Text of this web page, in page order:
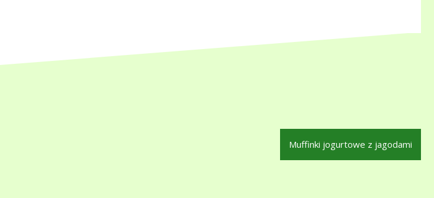
Muffinki jogurtowe z jagodami